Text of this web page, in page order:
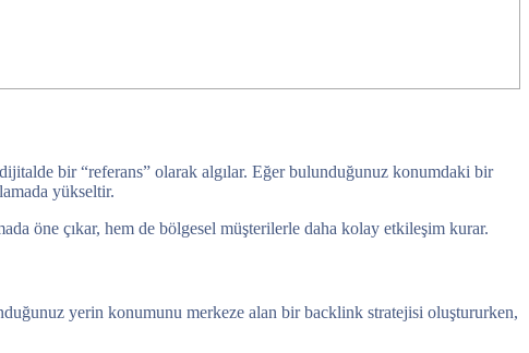
bir “referans” olarak algılar. Eğer bulunduğunuz konumdaki bir
yükseltir.
öne çıkar, hem de bölgesel müşterilerle daha kolay etkileşim kurar.
yerin konumunu merkeze alan bir backlink stratejisi oluştururken,